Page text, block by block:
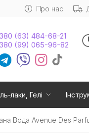
Про нас
(63) 484-68-21
(99) 065-96-82
лаки, Гелі
Вода Avenue Des